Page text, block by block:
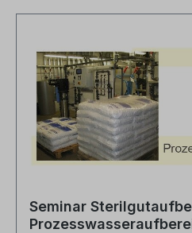
Seminar